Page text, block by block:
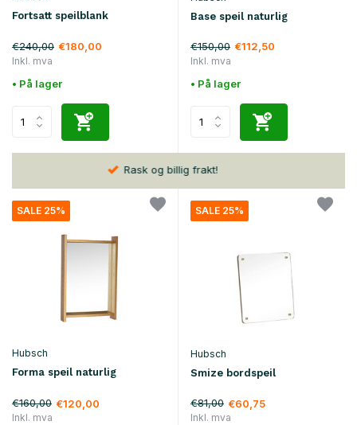
Fortsatt speilblank
€240,00 €180,00
Inkl. mva
• På lager
Base speil naturlig
€150,00 €112,50
Inkl. mva
• På lager
30 dagerretur
SALE 25%
Hubsch
Forma speil naturlig
€160,00 €120,00
Inkl. mva
SALE 25%
Hubsch
Smize bordspeil
€81,00 €60,75
Inkl. mva